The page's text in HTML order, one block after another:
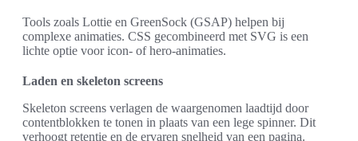
Tools zoals Lottie en GreenSock (GSAP) helpen bij
complexe animaties. CSS gecombineerd met SVG is een
lichte optie voor icon- of hero-animaties.
Laden en skeleton screens
Skeleton screens verlagen de waargenomen laadtijd door
contentblokken te tonen in plaats van een lege spinner. Dit
verhoogt retentie en de ervaren snelheid van een pagina.